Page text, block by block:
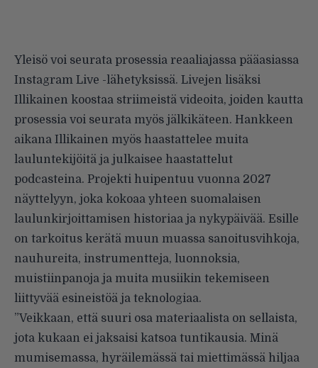
Yleisö voi seurata prosessia reaaliajassa pääasiassa
Instagram Live -lähetyksissä. Livejen lisäksi
Illikainen koostaa striimeistä videoita, joiden kautta
prosessia voi seurata myös jälkikäteen. Hankkeen
aikana Illikainen myös haastattelee muita
lauluntekijöitä ja julkaisee haastattelut
podcasteina. Projekti huipentuu vuonna 2027
näyttelyyn, joka kokoaa yhteen suomalaisen
laulunkirjoittamisen historiaa ja nykypäivää. Esille
on tarkoitus kerätä muun muassa sanoitusvihkoja,
nauhureita, instrumentteja, luonnoksia,
muistiinpanoja ja muita musiikin tekemiseen
liittyvää esineistöä ja teknologiaa.
”Veikkaan, että suuri osa materiaalista on sellaista,
jota kukaan ei jaksaisi katsoa tuntikausia. Minä
mumisemassa, hyräilemässä tai miettimässä hiljaa